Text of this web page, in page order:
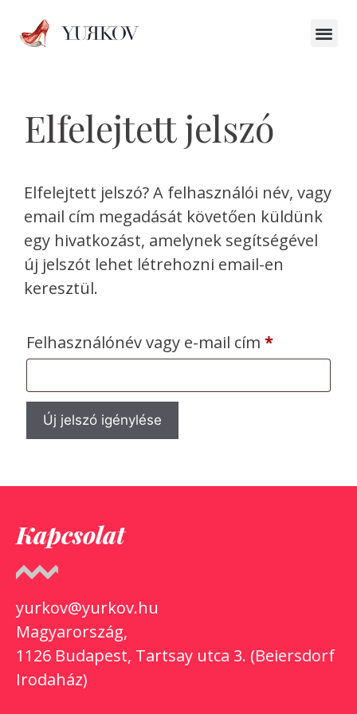
Elfelejtett jelszó
Elfelejtett jelszó? A felhasználói név, vagy
email cím megadását követően küldünk
egy hivatkozást, amelynek segítségével
új jelszót lehet létrehozni email-en
keresztül.
Felhasználónév vagy e-mail cím *
Új jelszó igénylése
Kapcsolat
yurkov@yurkov.hu
Magyarország,
1126 Budapest, Tartsay utca 3. (Beiersdorf
Irodaház)